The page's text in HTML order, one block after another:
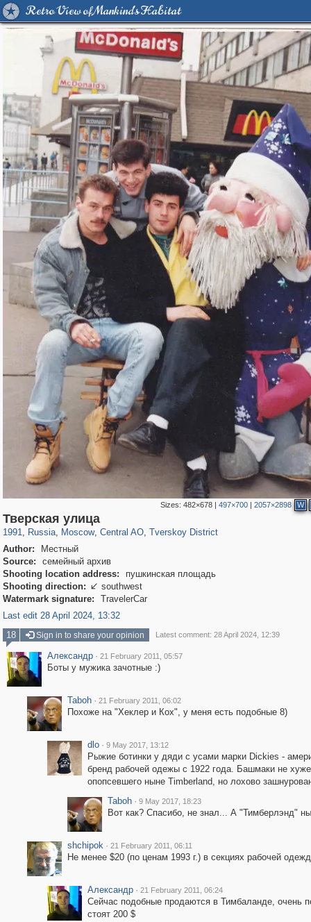
Retro View of Mankind's Habitat
Sizes:482×678 |497×700 |2057×2898 W
Тверская улица
1991, Russia
1,407,373
, Moscow
319,882 8,286
, Central AO
160,021
, Tverskoy District
Author:
Местный
Source:
семейный архив
Shooting location address:
пушкинская площадь
Shooting direction:  southwest
Watermark signature:
TravelerCar
Last edit 28 April 2024, 13:32
18
Sign in to share your opinion Latest comment: 28 April 2024, 12:39
Александр · 21 February 2011, 05:57
Боты у мужика зачотные :)
Taboh · 21 February 2011, 06:02
Похоже на "Хеклер и Кох", у меня есть подобные 8)
dlo · 9 May 2017, 13:12
Рыжие ботинки у дяди с усами марки Dickies -
бренд рабочей одежы с 1922 года. Башмаки не хуже
опопсевшего ныне Timberland, но лохово
Taboh · 9 May 2017, 18:23
Вот как? Спасибо, не знал... А "Тимберлэнд"
shchipok · 21 February 2011, 06:11
Не менее $20 (по ценам 1993 г.) в секциях рабочей
Александр · 21 February 2011, 06:24
Сейчас подобные продаются в Тимбаланде, очень
стоят 200 $